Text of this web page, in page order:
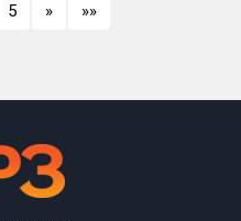
5 » »»